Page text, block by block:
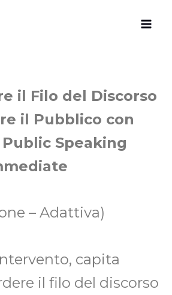
il Filo del Discorso
il Pubblico con
Speaking
– Adattiva)
capita
il filo del discorso